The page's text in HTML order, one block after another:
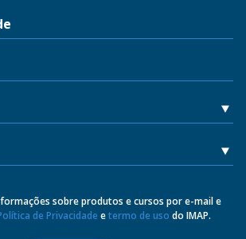
sobre produtos e cursos por e-mail e
de Privacidade etermo de uso do IMAP.